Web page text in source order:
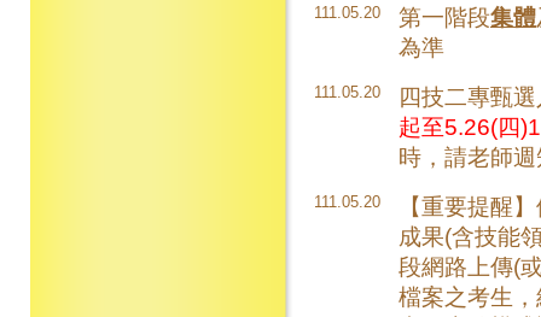
111.05.20 第一階段集體
為準
111.05.20
四技二專甄
起至5.26(四
時，請老師
111.05.20
【重要提醒
成果(含技能
段網路上傳(
檔案之考生